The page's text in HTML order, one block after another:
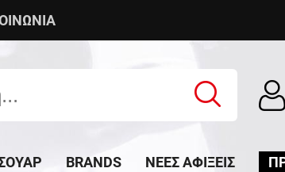
BRANDS ΝΈΕΣ ΑΦΊΞΕΙΣ